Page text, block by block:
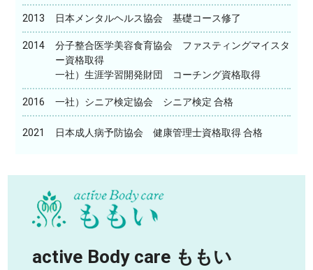
2013 日本メンタルヘルス協会 基礎コース修了
2014
分子整合医学美容食育協会 ファスティングマイスタ
ー資格取得
一社）生涯学習開発財団 コーチング資格取得
2016 一社）シニア検定協会 シニア検定 合格
2021 日本成人病予防協会 健康管理士資格取得 合格
active Body care ももい